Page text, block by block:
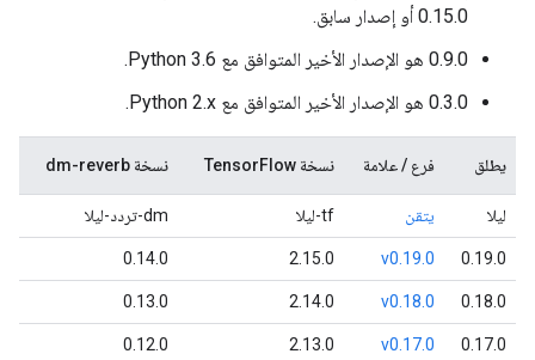
0.15.0 أو إصدار سابق.
0.9.0 هو الإصدار الأخير المتوافق مع Python 3.6.
0.3.0 هو الإصدار الأخير المتوافق مع Python 2.x.
يطلق فرع / علامة نسخة TensorFlow نسخة dm-reverb
ليلا يتقن tf-ليلا dm-تردد-ليلا
0.19.0
v0.19.0
2.15.0
0.14.0
0.18.0
v0.18.0
2.14.0
0.13.0
0.17.0
v0.17.0
2.13.0
0.12.0